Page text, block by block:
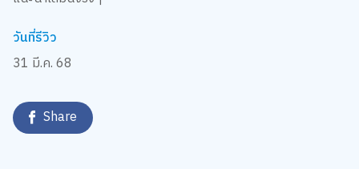
วันที่รีวิว
31 มี.ค. 68
Share